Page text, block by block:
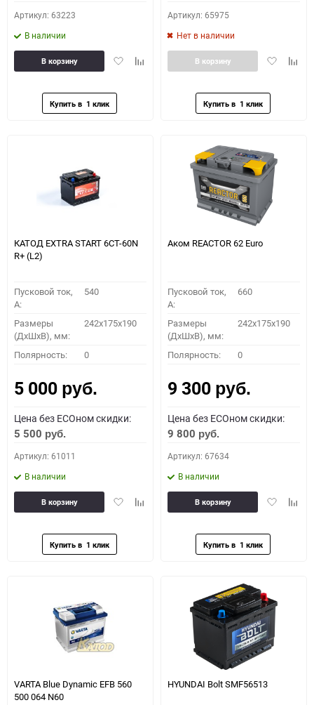
Артикул: 63223
В наличии
ДобавитьДобавить
В корзину
Артикул: 65975
Нет в наличии
Добавить
В корзину
КАТОД EXTRA START 6СТ-60N
R+ (L2)
Пусковой ток,
A:
540
Размеры
(ДхШхВ), мм:
242x175x190
Полярность: 0
5 000 руб.
Цена без ECOном скидки:
5 500 руб.
Артикул: 61011
В наличии
ДобавитьДобавить
В корзину
Аком REACTOR 62 Euro
Пусковой ток,
A:
660
Размеры
(ДхШхВ), мм:
242x175x190
Полярность: 0
9 300 руб.
Цена без ECOном скидки:
9 800 руб.
Артикул: 67634
В наличии
Добавить
В корзину
VARTA Blue Dynamic EFB 560
500 064 N60
HYUNDAI Bolt SMF56513